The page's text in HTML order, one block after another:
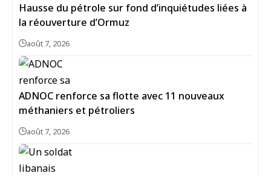
Hausse du pétrole sur fond d’inquiétudes liées à
la réouverture d’Ormuz
août 7, 2026
ADNOC renforce sa flotte avec 11 nouveaux
méthaniers et pétroliers
août 7, 2026